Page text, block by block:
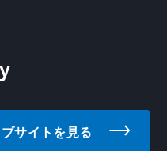
サイトを見る